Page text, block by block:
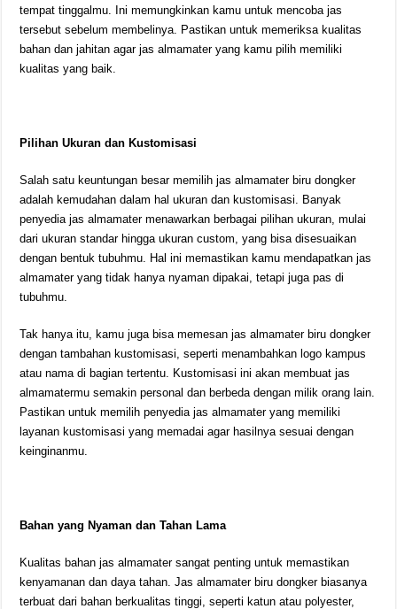
tempat tinggalmu. Ini memungkinkan kamu untuk mencoba jas
tersebut sebelum membelinya. Pastikan untuk memeriksa kualitas
bahan dan jahitan agar jas almamater yang kamu pilih memiliki
kualitas yang baik.
Pilihan Ukuran dan Kustomisasi
Salah satu keuntungan besar memilih jas almamater biru dongker
adalah kemudahan dalam hal ukuran dan kustomisasi. Banyak
penyedia jas almamater menawarkan berbagai pilihan ukuran, mulai
dari ukuran standar hingga ukuran custom, yang bisa disesuaikan
dengan bentuk tubuhmu. Hal ini memastikan kamu mendapatkan jas
almamater yang tidak hanya nyaman dipakai, tetapi juga pas di
tubuhmu.
Tak hanya itu, kamu juga bisa memesan jas almamater biru dongker
dengan tambahan kustomisasi, seperti menambahkan logo kampus
atau nama di bagian tertentu. Kustomisasi ini akan membuat jas
almamatermu semakin personal dan berbeda dengan milik orang lain.
Pastikan untuk memilih penyedia jas almamater yang memiliki
layanan kustomisasi yang memadai agar hasilnya sesuai dengan
keinginanmu.
Bahan yang Nyaman dan Tahan Lama
Kualitas bahan jas almamater sangat penting untuk memastikan
kenyamanan dan daya tahan. Jas almamater biru dongker biasanya
terbuat dari bahan berkualitas tinggi, seperti katun atau polyester,